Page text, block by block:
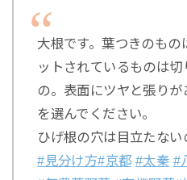
大根です。葉つきのもの
ットされているものは
の。表面にツヤと張り
を選んでください。
ひげ根の穴は目立たない
#見分け方#京都 #太秦 #